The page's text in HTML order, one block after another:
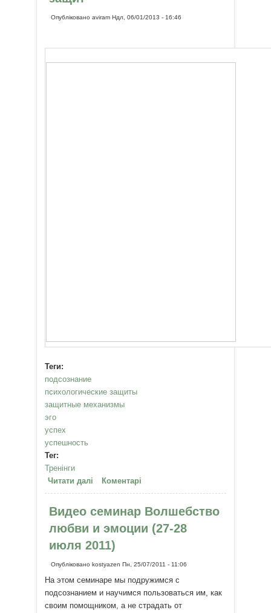
Опублікованоaviram Ндл, 06/01/2013 - 16:46
Теги:
подсознание
психологические защиты
защитные механизмы
эго
успех
успешность
Тег:
Тренінги
Читати далі про Тренинг психологических
защит
Коментарі
Видео семинар Волшебство
любви и эмоции (27-28
июля 2011)
Опублікованоkostyazen Пн, 25/07/2011 - 11:06
На этом семинаре мы подружимся с
подсознанием и научимся пользоваться им, как
своим помощником, а не страдать от